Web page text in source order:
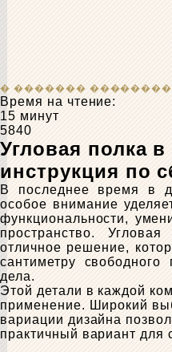
Время на чтение:
15 минут
5840
Угловая полка
инструкция по
В последнее время в
особое внимание
функциональности,
пространство.
отличное решение,
сантиметру свободного
дела.
Этой детали в каждой
применение. Широкий
вариации дизайна
практичный вариант для